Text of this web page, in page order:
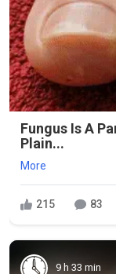
Fungus Is A
Plain...
More
215 83
9 h 33 min